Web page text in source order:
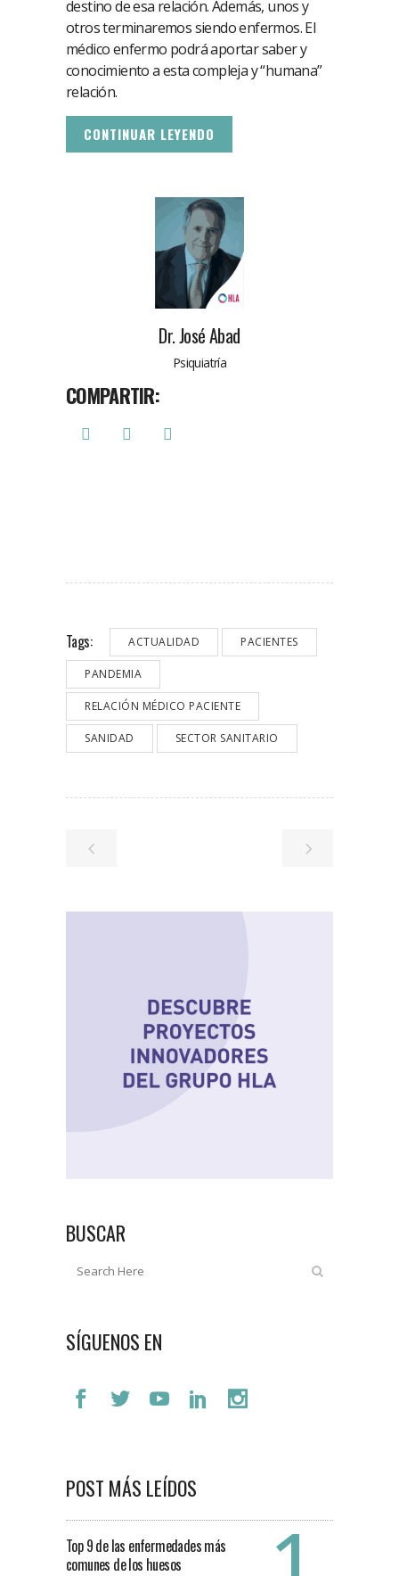
destino de esa relación. Además, unos y
otros terminaremos siendo enfermos. El
médico enfermo podrá aportar saber y
conocimiento a esta compleja y “humana”
relación.
CONTINUAR LEYENDO
Dr. José Abad
Psiquiatría
COMPARTIR:
Tags: ACTUALIDAD PACIENTES
PANDEMIA
RELACIÓN MÉDICO PACIENTE
SANIDAD SECTOR SANITARIO
BUSCAR
SÍGUENOS EN
POST MÁS LEÍDOS
Top 9 de las enfermedades más
comunes de los huesos